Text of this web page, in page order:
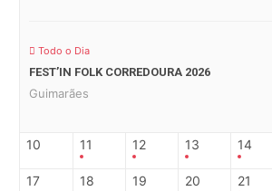
Todo o Dia
FEST’IN FOLK CORREDOURA 2026
Guimarães
10 11 12 13 14
17 18 19 20 21